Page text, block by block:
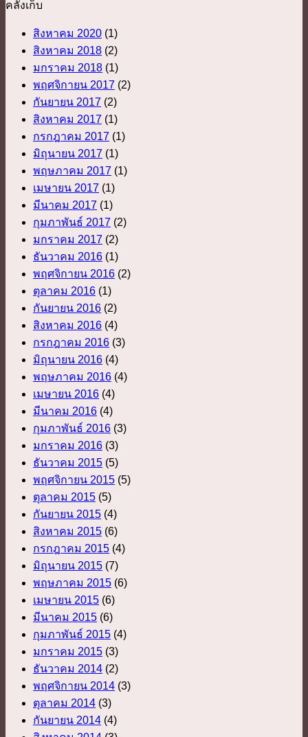
คลังเก็บ
สิงหาคม 2020 (1)
สิงหาคม 2018 (2)
มกราคม 2018 (1)
พฤศจิกายน 2017 (2)
กันยายน 2017 (2)
สิงหาคม 2017 (1)
กรกฎาคม 2017 (1)
มิถุนายน 2017 (1)
พฤษภาคม 2017 (1)
เมษายน 2017 (1)
มีนาคม 2017 (1)
กุมภาพันธ์ 2017 (2)
มกราคม 2017 (2)
ธันวาคม 2016 (1)
พฤศจิกายน 2016 (2)
ตุลาคม 2016 (1)
กันยายน 2016 (2)
สิงหาคม 2016 (4)
กรกฎาคม 2016 (3)
มิถุนายน 2016 (4)
พฤษภาคม 2016 (4)
เมษายน 2016 (4)
มีนาคม 2016 (4)
กุมภาพันธ์ 2016 (3)
มกราคม 2016 (3)
ธันวาคม 2015 (5)
พฤศจิกายน 2015 (5)
ตุลาคม 2015 (5)
กันยายน 2015 (4)
สิงหาคม 2015 (6)
กรกฎาคม 2015 (4)
มิถุนายน 2015 (7)
พฤษภาคม 2015 (6)
เมษายน 2015 (6)
มีนาคม 2015 (6)
กุมภาพันธ์ 2015 (4)
มกราคม 2015 (3)
ธันวาคม 2014 (2)
พฤศจิกายน 2014 (3)
ตุลาคม 2014 (3)
กันยายน 2014 (4)